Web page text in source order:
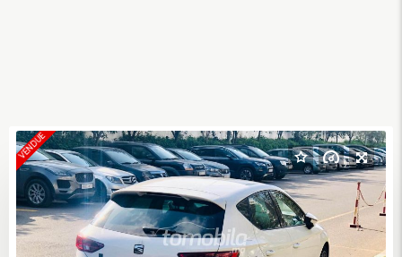
VENDUE